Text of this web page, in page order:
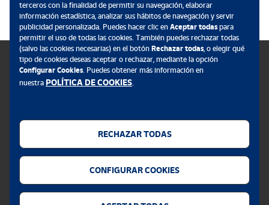
Aviso legal
Alerta seguridad
Accesibilidad
terceros con la finalidad de permitir su navegación, elaborar
información estadística, analizar sus hábitos de navegación y servir
publicidad personalizada. Puedes hacer clic en Aceptar todaspara
permitir el uso de todas las cookies. También puedes rechazar todas
(salvo las cookies necesarias) en el botón Rechazar todas, o elegir qué
tipo de cookies deseas aceptar o rechazar, mediante la opción
Configurar Cookies. Puedes obtener más información en
nuestra POLÍTICA DE COOKIES.
RECHAZAR TODAS
CONFIGURAR COOKIES